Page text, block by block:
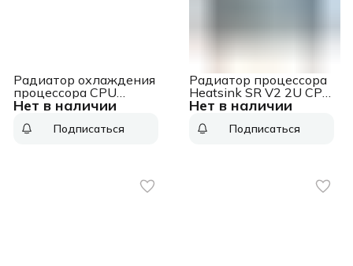
Нет в наличии
Радиатор охлаждения
процессора CPU
heatsink (500W) CPU
Подписаться
Нет в наличии
Радиатор процессора
Heatsink SR V2 2U CPU,
03GY685 Heatsink SR
Подписаться